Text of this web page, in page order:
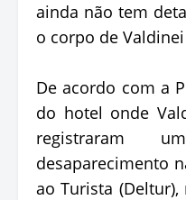
ainda não tem
o corpo de
De acordo com a
do hotel onde
registraram
desaparecimento
ao Turista